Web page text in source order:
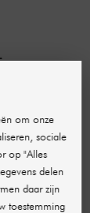
50 ml
om onze
sociale
op "Alles
delen
daar zijn
toestemming